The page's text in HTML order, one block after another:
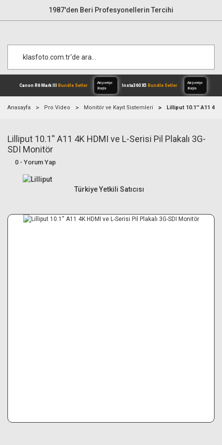
1987'den Beri Profesyonellerin Tercihi
Canon R6 Mark IIIBundle Setler
Alışverişe
Anasayfa Pro Video Monitör ve Kayıt Sistemleri Lilliput 10.1'' A11 4K
Lilliput 10.1'' A11 4K HDMI ve L-Serisi Pil Plakalı 3G-
SDI Monitör
0 - Yorum Yap
Türkiye Yetkili Satıcısı